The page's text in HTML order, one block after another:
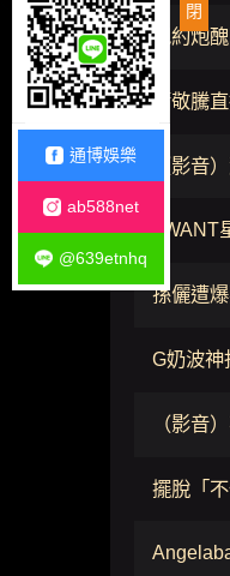
甩約炮
蕭敬騰
（影音
I-WANT
孫儷遭
G奶波神
（影音
擺脫「
通博娛樂
ab588net
@639etnhq
閉